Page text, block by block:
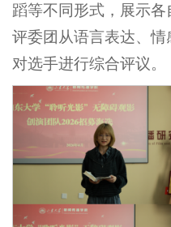
蹈等不同形式，展示各
评委团从语言表达、
对选手进行综合评议。